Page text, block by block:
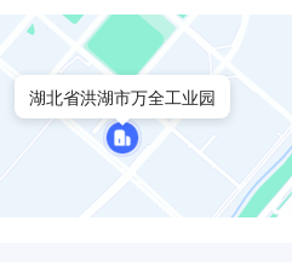
带货活动30余场次，销售额达
湖北省洪湖市万全工业园